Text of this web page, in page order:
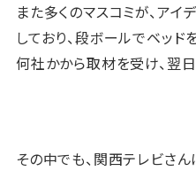
また多くのマスコミが、ア
しており、段ボールでベッド
何社かから取材を受け、翌
その中でも、関西テレビさ